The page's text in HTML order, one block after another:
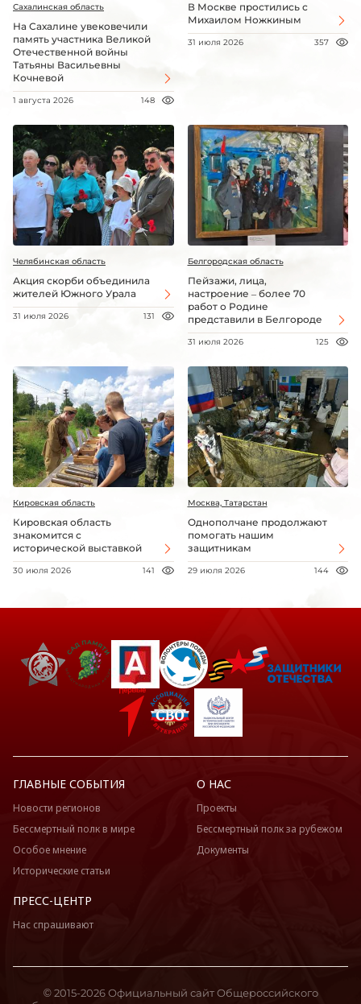
Сахалинская область
На Сахалине увековечили
память участника Великой
Отечественной войны
Татьяны Васильевны
Кочневой
1 августа 2026 148
В Москве простились с
Михаилом Ножкиным
31 июля 2026 357
Челябинская область
Акция скорби объединила
жителей Южного Урала
31 июля 2026 131
Белгородская область
Пейзажи, лица,
настроение – более 70
работ о Родине
представили в Белгороде
31 июля 2026 125
Кировская область
Кировская область
знакомится с
исторической выставкой
30 июля 2026 141
Москва, Татарстан
Однополчане продолжают
помогать нашим
защитникам
29 июля 2026 144
ГЛАВНЫЕ СОБЫТИЯ
Новости регионов
Бессмертный полк в мире
Особое мнение
Исторические статьи
О НАС
Проекты
Бессмертный полк за рубежом
Документы
ПРЕСС-ЦЕНТР
Нас спрашивают
© 2015-2026 Официальный сайт Общероссийского